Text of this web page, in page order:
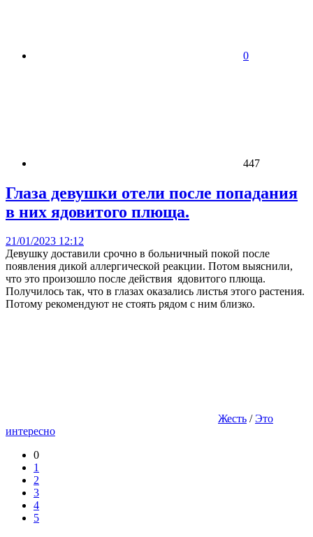
0
447
Глаза девушки отели после попадания
в них ядовитого плюща.
21/01/2023 12:12
Девушку доставили срочно в больничный покой после
появления дикой аллергической реакции. Потом выяснили,
что это произошло после действия ядовитого плюща.
Получилось так, что в глазах оказались листья этого растения.
Потому рекомендуют не стоять рядом с ним близко.
Жесть /Это
интересно
0
1
2
3
4
5